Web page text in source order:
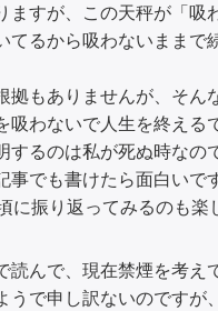
ますが、この天秤が「吸
てるから吸わないままで
拠もありませんが、そん
吸わないで人生を終える
するのは私が死ぬ時なの
事でも書けたら面白いで
に振り返ってみるのも楽
読んで、現在禁煙を考え
うで申し訳ないのですが